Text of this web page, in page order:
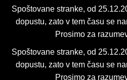
Spoštovane stranke, od
dopustu, zato v tem času se
Prosimo za
Spoštovane stranke, od
dopustu, zato v tem času se
Prosimo za